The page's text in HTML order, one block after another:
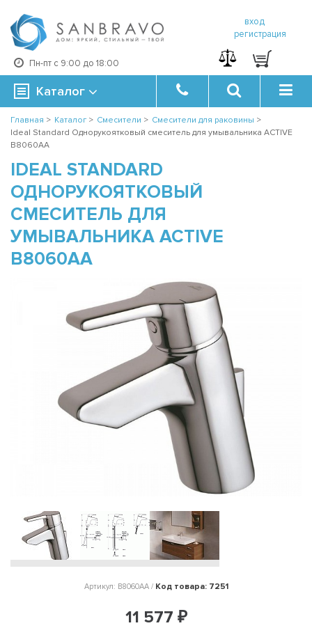
Пн-пт с 9:00 до 18:00
вход
регистрация
Каталог
Главная > Каталог > Смесители > Смесители для раковины >
Ideal Standard Однорукоятковый смеситель для умывальника ACTIVE
B8060AA
IDEAL STANDARD
ОДНОРУКОЯТКОВЫЙ
СМЕСИТЕЛЬ ДЛЯ
УМЫВАЛЬНИКА ACTIVE
B8060AA
Артикул: B8060AA / Код товара: 7251
11 577 ₽